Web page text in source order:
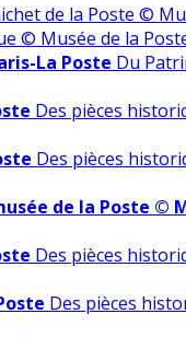
de la Poste ©
© Musée de la
La Poste Du
Des pièces
Des pièces
de la Poste ©
Des pièces
Des pièces